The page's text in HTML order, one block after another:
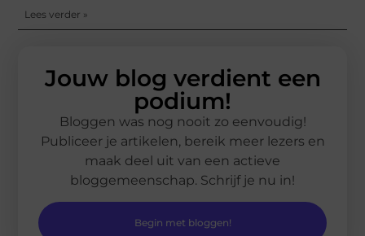
Lees verder »
Jouw blog verdient een
podium!
Bloggen was nog nooit zo eenvoudig!
Publiceer je artikelen, bereik meer lezers en
maak deel uit van een actieve
bloggemeenschap. Schrijf je nu in!
Begin met bloggen!